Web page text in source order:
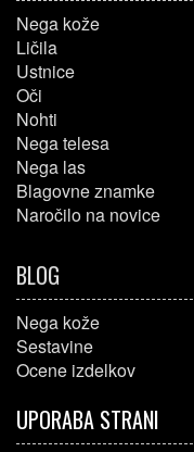
Nega kože
Ličila
Ustnice
Oči
Nohti
Nega telesa
Nega las
Blagovne znamke
Naročilo na novice
BLOG
Nega kože
Sestavine
Ocene izdelkov
UPORABA STRANI